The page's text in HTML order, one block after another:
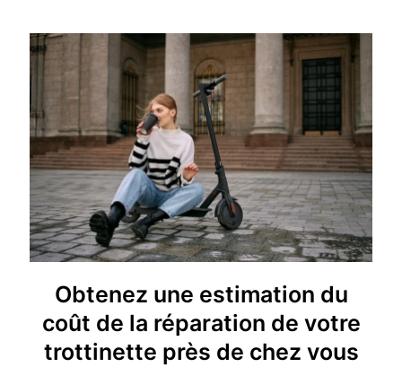
Obtenez une estimation du
coût de la réparation de votre
trottinette près de chez vous